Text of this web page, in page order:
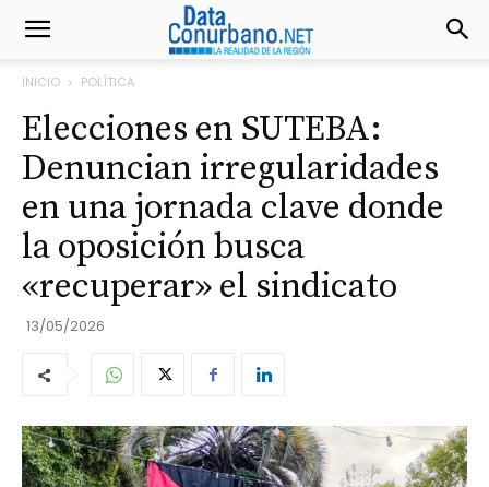
INICIO POLÍTICA
Elecciones en SUTEBA:
Denuncian irregularidades
en una jornada clave donde
la oposición busca
«recuperar» el sindicato
13/05/2026